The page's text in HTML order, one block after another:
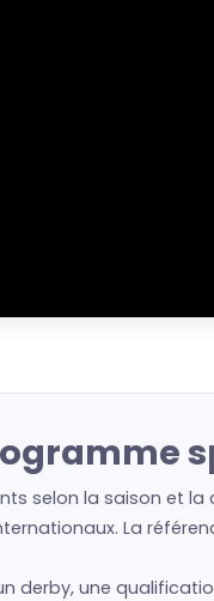
selon la saison et
La
derby, une